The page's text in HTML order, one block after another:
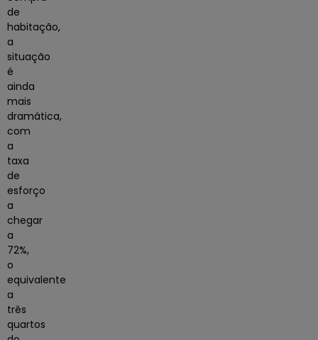
de
habitação,
a
situação
é
ainda
mais
dramática,
com
a
taxa
de
esforço
a
chegar
a
72%,
o
equivalente
a
três
quartos